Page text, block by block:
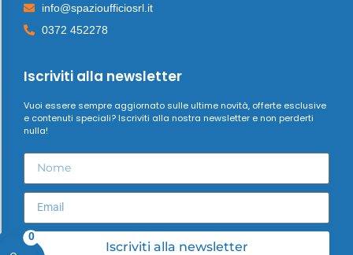
0
info@spazioufficiosrl.it
0372 452278
Iscriviti alla newsletter
Vuoi essere sempre aggiornato sulle ultime novità, offerte esclusive
e contenuti speciali? Iscriviti alla nostra newsletter e non perderti
nulla!
Iscriviti alla newsletter